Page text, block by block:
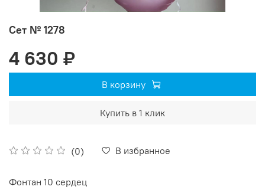
Сет № 1278
(0) В избранное
4 630 ₽
В корзину
Купить в 1 клик
Фонтан 10 сердец